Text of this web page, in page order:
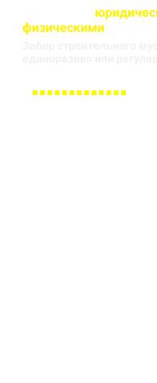
физическими